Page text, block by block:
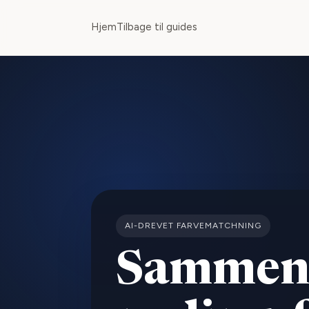
HjemTilbage til guides
AI-DREVET FARVEMATCHNING